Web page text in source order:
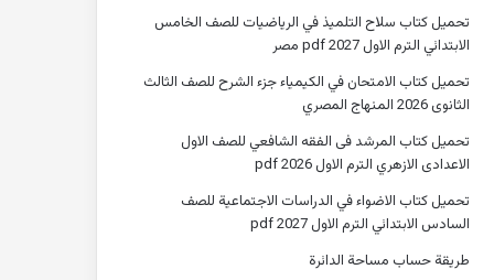
تحميل كتاب سلاح التلميذ في الرياضيات للصف الخامس
الابتدائي الترم الاول 2027 pdf مصر
تحميل كتاب الامتحان في الكيمياء جزء الشرح للصف الثالث
الثانوى 2026 المنهاج المصري
تحميل كتاب المرشد فى الفقه الشافعي للصف الاول
الاعدادى الازهري الترم الاول 2026 pdf
تحميل كتاب الاضواء في الدراسات الاجتماعية للصف
السادس الابتدائي الترم الاول 2027 pdf
طريقة حساب مساحة الدائرة